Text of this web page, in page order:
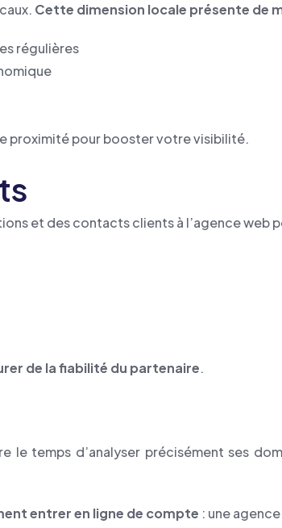
Cette dimension locale présente de
régulières
proximité pour booster votre visibilité.
et des contacts clients à l’agence web
de la fiabilité du partenaire.
le temps d’analyser précisément ses
entrer en ligne de compte : une